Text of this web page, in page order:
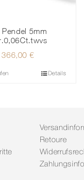
Pendel 5mm
366,00 €
Details
Retoure